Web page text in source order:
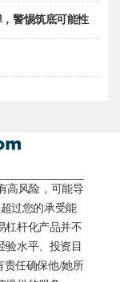
警惕筑底可能性
高风险，可能导
过您的承受能
杠杆化产品并不
验水平、投资目
责任确保他/她所